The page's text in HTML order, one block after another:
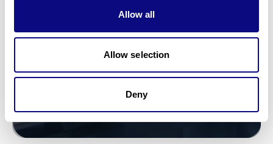
Allow all
Allow selection
Deny